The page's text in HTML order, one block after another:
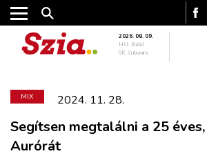
2026. 08. 09.
HU: Emőd
SK: Ľubomíra
MIX 2024. 11. 28.
Segítsen megtalálni a 25
Aurórát